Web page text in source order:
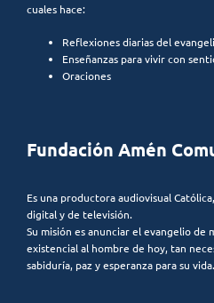
cuales hace:
Reflexiones diarias del
Enseñanzas para vivir con
Oraciones
Fundación Amén
Es una productora audiovisual
digital y de televisión.
Su misión es anunciar el evangelio de
existencial al hombre de hoy, tan
sabiduría, paz y esperanza para su vida.